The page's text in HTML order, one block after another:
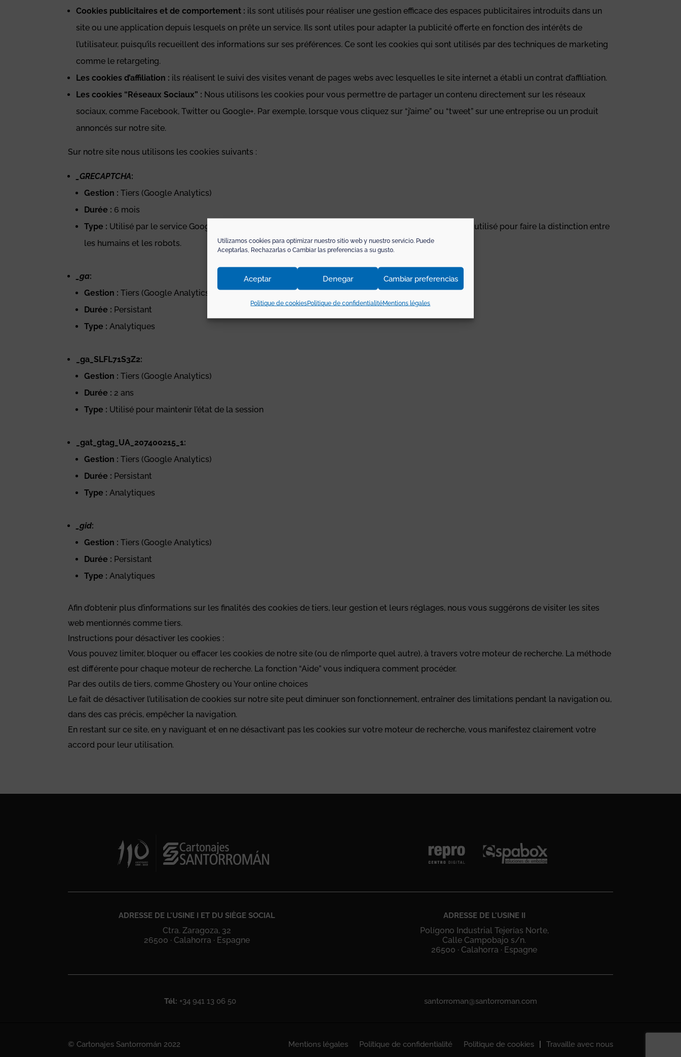
Utilizamos cookies para optimizar nuestro sitio web y nuestro servicio. Puede
Aceptarlas, Rechazarlas o Cambiar las preferencias a su gusto.
Aceptar Denegar Cambiar preferencias
Politique de cookiesPolitique de confidentialitéMentions légales
Cookies publicitaires et de comportement : ils sont utilisés pour réaliser une gestion efficace des espaces publicitaires introduits dans un
site ou une application depuis lesquels on prête un service. Ils sont utiles pour adapter la publicité offerte en fonction des intérêts de
l’utilisateur, puisqu’ils recueillent des informations sur ses préférences. Ce sont les cookies qui sont utilisés par des techniques de marketing
comme le retargeting.
Les cookies d’affiliation : ils réalisent le suivi des visites venant de pages webs avec lesquelles le site internet a établi un contrat d’affiliation.
Les cookies “Réseaux Sociaux” : Nous utilisons les cookies pour vous permettre de partager un contenu directement sur les réseaux
sociaux, comme Facebook, Twitter ou Google+. Par exemple, lorsque vous cliquez sur “j’aime” ou “tweet” sur une entreprise ou un produit
annoncés sur notre site.
Sur notre site nous utilisons les cookies suivants :
_GRECAPTCHA:
Gestion : Tiers (Google Analytics)
Durée : 6 mois
Type : Utilisé par le service Google Recaptcha dans les formulaires pour éviter le SPAM. Ce cookie est utilisé pour faire la distinction entre
les humains et les robots.
_ga:
Gestion : Tiers (Google Analytics)
Durée : Persistant
Type : Analytiques
_ga_SLFL71S3Z2:
Gestion : Tiers (Google Analytics)
Durée : 2 ans
Type : Utilisé pour maintenir l’état de la session
_gat_gtag_UA_207400215_1:
Gestion : Tiers (Google Analytics)
Durée : Persistant
Type : Analytiques
_gid:
Gestion : Tiers (Google Analytics)
Durée : Persistant
Type : Analytiques
Afin d’obtenir plus d’informations sur les finalités des cookies de tiers, leur gestion et leurs réglages, nous vous suggérons de visiter les sites
web mentionnés comme tiers.
Instructions pour désactiver les cookies :
Vous pouvez limiter, bloquer ou effacer les cookies de notre site (ou de n’importe quel autre), à travers votre moteur de recherche. La méthode
est différente pour chaque moteur de recherche. La fonction “Aide” vous indiquera comment procéder.
Par des outils de tiers, comme Ghostery ou Your online choices
Le fait de désactiver l’utilisation de cookies sur notre site peut diminuer son fonctionnement, entraîner des limitations pendant la navigation ou,
dans des cas précis, empêcher la navigation.
En restant sur ce site, en y naviguant et en ne désactivant pas les cookies sur votre moteur de recherche, vous manifestez clairement votre
accord pour leur utilisation.
ADRESSE DE L'USINE I ET DU SIÈGE SOCIAL
Ctra. Zaragoza, 32
26500 · Calahorra · Espagne
ADRESSE DE L'USINE II
Polígono Industrial Tejerías Norte,
Calle Campobajo s/n.
26500 · Calahorra · Espagne
Tél: +34 941 13 06 50 santorroman@santorroman.com
© Cartonajes Santorromán 2022 Mentions légales Politique de confidentialité Politique de cookies Travaille avec nous